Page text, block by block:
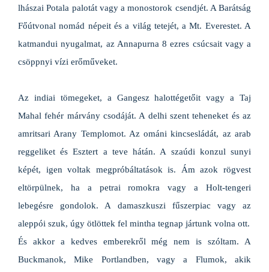
lhászai Potala palotát vagy a monostorok csendjét. A Barátság
Főútvonal nomád népeit és a világ tetejét, a Mt. Everestet. A
katmandui nyugalmat, az Annapurna 8 ezres csúcsait vagy a
csöppnyi vízi erőműveket.
Az indiai tömegeket, a Gangesz halottégetőit vagy a Taj
Mahal fehér márvány csodáját. A delhi szent teheneket és az
amritsari Arany Templomot. Az ománi kincsesládát, az arab
reggeliket és Esztert a teve hátán. A szaúdi konzul sunyi
képét, igen voltak megpróbáltatások is. Ám azok rögvest
eltörpülnek, ha a petrai romokra vagy a Holt-tengeri
lebegésre gondolok. A damaszkuszi fűszerpiac vagy az
aleppói szuk, úgy ötlöttek fel mintha tegnap jártunk volna ott.
És akkor a kedves emberekről még nem is szóltam. A
Buckmanok, Mike Portlandben, vagy a Flumok, akik